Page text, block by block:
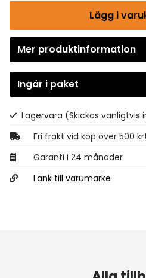
Lägg i
Gå till
Mer produktinformation
Ingår i paket
Lagervara (Skickas vanligtvis
Fri frakt vid köp över 500
Garanti i 24 månader
Länk till varumärke